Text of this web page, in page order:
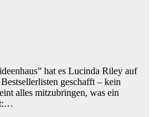
hat es Lucinda Riley auf
geschafft – kein
alles mitzubringen, was ein